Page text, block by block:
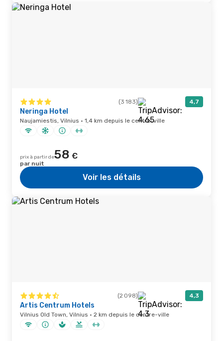
(3 183) 4,7
Neringa Hotel
Naujamiestis, Vilnius · 1,4 km depuis le centre-ville
prix à partir de58 €
par nuit
Voir les détails
(2 098) 4,3
Artis Centrum Hotels
Vilnius Old Town, Vilnius · 2 km depuis le centre-ville